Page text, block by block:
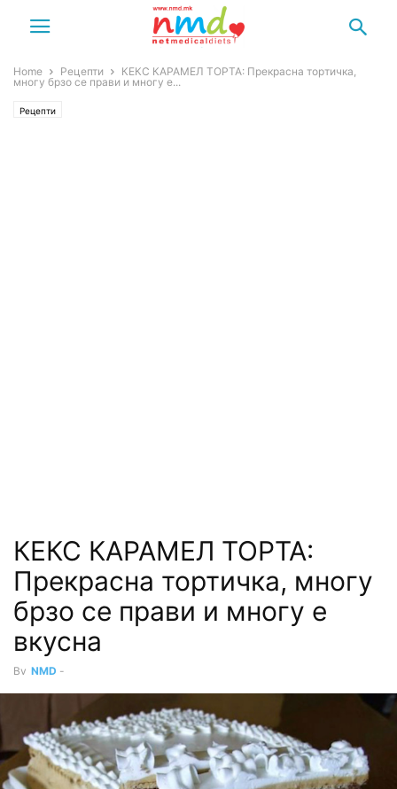
Home Рецепти
КЕКС КАРАМЕЛ ТОРТА: Прекрасна тортичка,
многу брзо се прави и многу е...
Рецепти
КЕКС КАРАМЕЛ ТОРТА:
Прекрасна тортичка, многу
брзо се прави и многу е
вкусна
By NMD -